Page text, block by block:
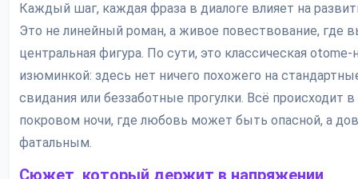
Каждый шаг, каждая фраза в диалоге влияет на
Это не линейный роман, а живое повествование, где
центральная фигура. По сути, это классическая otome-
изюминкой: здесь нет ничего похожего на
свидания или беззаботные прогулки. Всё происходит
покровом ночи, где любовь может быть опасной, а
фатальным.